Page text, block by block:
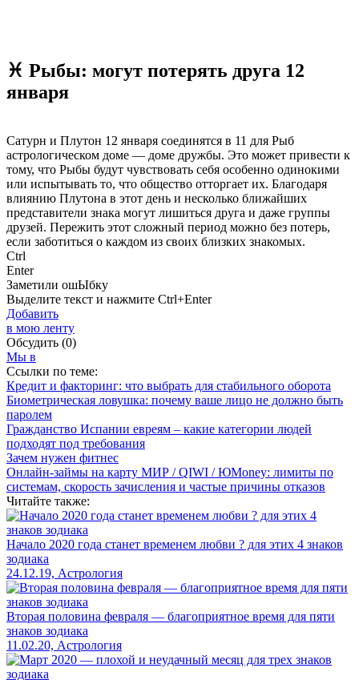
♓ Рыбы: могут потерять друга 12
января
Сатурн и Плутон 12 января соединятся в 11 для Рыб
астрологическом доме — доме дружбы. Это может привести к
тому, что Рыбы будут чувствовать себя особенно одинокими
или испытывать то, что общество отторгает их. Благодаря
влиянию Плутона в этот день и несколько ближайших
представители знака могут лишиться друга и даже группы
друзей. Пережить этот сложный период можно без потерь,
если заботиться о каждом из своих близких знакомых.
Ctrl
Enter
Заметили ошЫбку
Выделите текст и нажмите Ctrl+Enter
Добавить
в мою ленту
Обсудить (0)
Мы в
Ссылки по теме:
Кредит и факторинг: что выбрать для стабильного оборота
Биометрическая ловушка: почему ваше лицо не должно быть
паролем
Гражданство Испании евреям – какие категории людей
подходят под требования
Зачем нужен фитнес
Онлайн-займы на карту МИР / QIWI / ЮMoney: лимиты по
системам, скорость зачисления и частые причины отказов
Читайте также:
Начало 2020 года станет временем любви ? для этих 4 знаков
зодиака
24.12.19, Астрология
Вторая половина февраля — благоприятное время для пяти
знаков зодиака
11.02.20, Астрология